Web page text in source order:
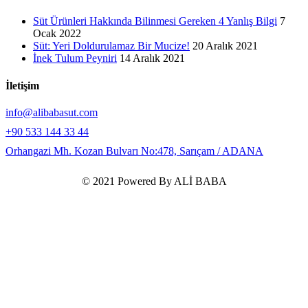
Süt Ürünleri Hakkında Bilinmesi Gereken 4 Yanlış Bilgi 7
Ocak 2022
Süt: Yeri Doldurulamaz Bir Mucize! 20 Aralık 2021
İnek Tulum Peyniri 14 Aralık 2021
İletişim
info@alibabasut.com
+90 533 144 33 44
Orhangazi Mh. Kozan Bulvarı No:478, Sarıçam / ADANA
© 2021 Powered By ALİ BABA